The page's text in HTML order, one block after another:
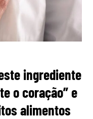
ingrediente
o coração” e
alimentos